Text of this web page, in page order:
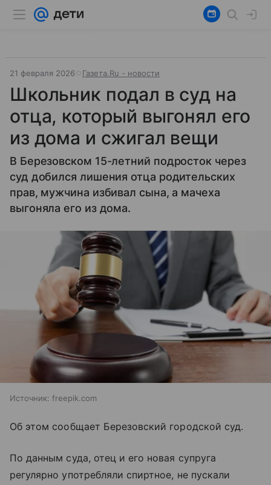
21 февраля 2026 Газета.Ru - новости
Школьник подал в суд на
отца, который выгонял его
из дома и сжигал вещи
В Березовском 15-летний подросток через
суд добился лишения отца родительских
прав, мужчина избивал сына, а мачеха
выгоняла его из дома.
Источник: freepik.com
Об этом сообщает Березовский городской суд.
По данным суда, отец и его новая супруга
регулярно употребляли спиртное, не пускали